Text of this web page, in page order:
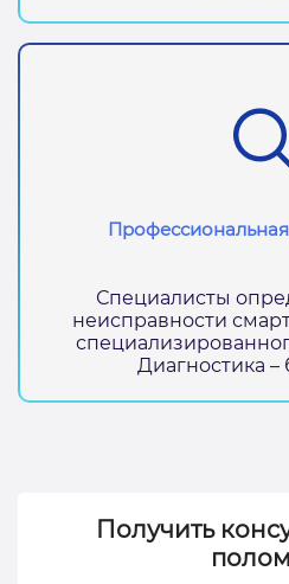
Специалисты
неисправности
Диагностика –
Получить